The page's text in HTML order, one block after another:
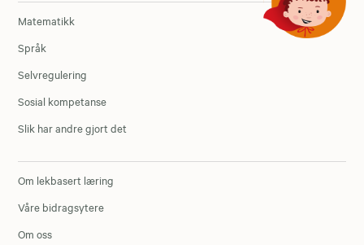
Matematikk
Språk
Selvregulering
Sosial kompetanse
Slik har andre gjort det
Om lekbasert læring
Våre bidragsytere
Om oss